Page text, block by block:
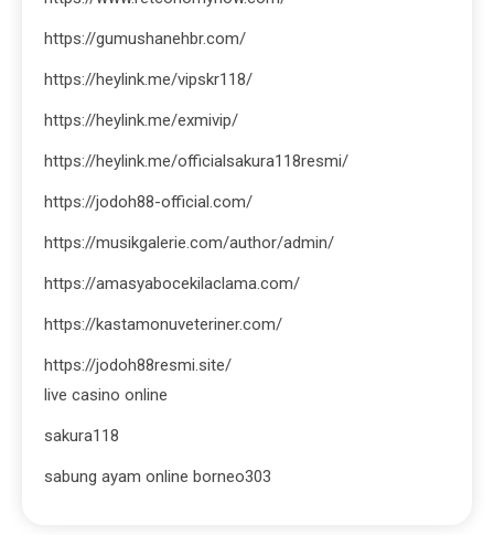
https://gumushanehbr.com/
https://heylink.me/vipskr118/
https://heylink.me/exmivip/
https://heylink.me/officialsakura118resmi/
https://jodoh88-official.com/
https://musikgalerie.com/author/admin/
https://amasyabocekilaclama.com/
https://kastamonuveteriner.com/
https://jodoh88resmi.site/
live casino online
sakura118
sabung ayam online borneo303